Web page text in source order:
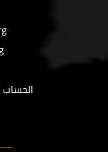
الحساب